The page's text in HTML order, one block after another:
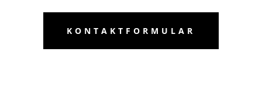
KONTAKTFORMULAR